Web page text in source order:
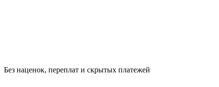
Без наценок, переплат и скрытых платежей